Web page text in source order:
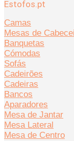
Estofos.pt
Camas
Mesas de
Banquetas
Cómodas
Sofás
Cadeirões
Cadeiras
Bancos
Aparadores
Mesa de Jantar
Mesa Lateral
Mesa de Centro